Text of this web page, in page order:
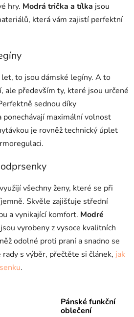
hry. Modrá trička a tílka jsou
která vám zajistí perfektní
to jsou dámské legíny. A to
ale především ty, které jsou určené
sednou díky
ponechávají maximální volnost
je rovněž technický úplet
všechny ženy, které se při
Skvěle zajišťuje střední
a vynikající komfort. Modré
jsou vyrobeny z vysoce kvalitních
odolné proti praní a snadno se
s výběr, přečtěte si článek, jak
.
Pánské funkční
oblečení